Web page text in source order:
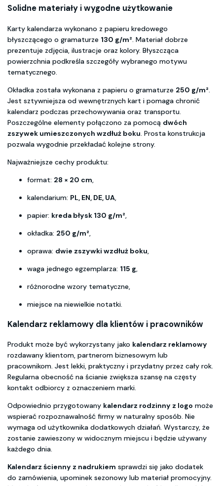
Solidne materiały i wygodne użytkowanie
Karty kalendarza wykonano z papieru kredowego
błyszczącego o gramaturze 130 g/m². Materiał dobrze
prezentuje zdjęcia, ilustracje oraz kolory. Błyszcząca
powierzchnia podkreśla szczegóły wybranego motywu
tematycznego.
Okładka została wykonana z papieru o gramaturze 250 g/m².
Jest sztywniejsza od wewnętrznych kart i pomaga chronić
kalendarz podczas przechowywania oraz transportu.
Poszczególne elementy połączono za pomocą dwóch
zszywek umieszczonych wzdłuż boku. Prosta konstrukcja
pozwala wygodnie przekładać kolejne strony.
Najważniejsze cechy produktu:
format: 28 × 20 cm,
kalendarium: PL, EN, DE, UA,
papier: kreda błysk 130 g/m²,
okładka: 250 g/m²,
oprawa: dwie zszywki wzdłuż boku,
waga jednego egzemplarza: 115 g,
różnorodne wzory tematyczne,
miejsce na niewielkie notatki.
Kalendarz reklamowy dla klientów i pracowników
Produkt może być wykorzystany jako kalendarz reklamowy
rozdawany klientom, partnerom biznesowym lub
pracownikom. Jest lekki, praktyczny i przydatny przez cały rok.
Regularna obecność na ścianie zwiększa szansę na częsty
kontakt odbiorcy z oznaczeniem marki.
Odpowiednio przygotowany kalendarz rodzinny z logo może
wspierać rozpoznawalność firmy w naturalny sposób. Nie
wymaga od użytkownika dodatkowych działań. Wystarczy, że
zostanie zawieszony w widocznym miejscu i będzie używany
każdego dnia.
Kalendarz ścienny z nadrukiem sprawdzi się jako dodatek
do zamówienia, upominek sezonowy lub materiał promocyjny.